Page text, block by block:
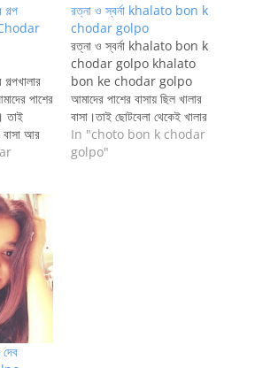
পাশের
তাই
বাসা আর
না।
আর ২
রত্না ও স্বর্না khalato bon k
chodar golpo
রত্না ও স্বর্না khalato bon k
chodar golpo khalato
bon ke chodar golpo
আমাদের পাশের বাসায় ছিল খালার
বাসা।তাই ছোটবেলা থেকেই খালার
বাসা আর নিজের বাসা পার্থক্য
বুঝতাম না।সারাদিনের অর্ধেক বেলাই
In "choto bon k chodar
golpo"